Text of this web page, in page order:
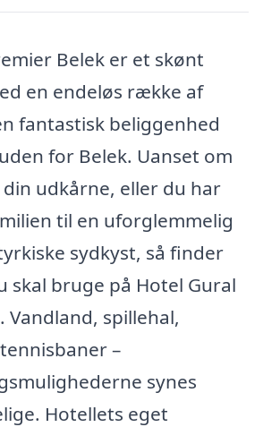
Belek er et skønt
en endeløs række af
fantastisk beliggenhed
for Belek. Uanset om
udkårne, eller du har
til en uforglemmelig
sydkyst, så finder
skal bruge på Hotel Gural
Vandland, spillehal,
–
synes
Hotellets eget